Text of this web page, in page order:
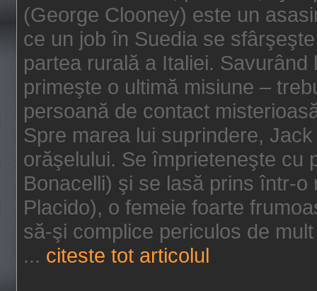
(George Clooney) este un
ce un job în Suedia se
partea rurală a Italiei.
primeşte o ultimă misiune –
persoană de contact
Spre marea lui suprindere,
orăşelului. Se împrieteneşte cu
Bonacelli) şi se lasă prins într-
Placido), o femeie foarte
să-şi complice periculos de
... citeste tot articolul